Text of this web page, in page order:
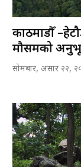
काठमाडौँ
मौसमको
सोमबार, असार २२,